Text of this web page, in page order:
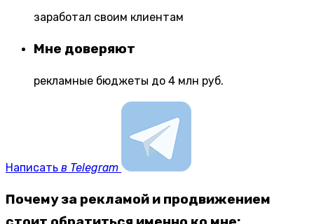
заработал своим клиентам
Мне доверяют
рекламные бюджеты до 4 млн руб.
Написать в Telegram
Почему за рекламой и продвижением